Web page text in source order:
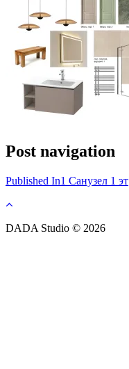
Post navigation
Published In1 Санузел 1 эт
DADA Studio © 2026